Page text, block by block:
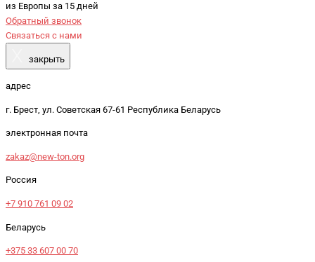
из Европы за 15 дней
Обратный звонок
Связаться с нами
закрыть
адрес
г. Брест, ул. Советская 67-61 Республика Беларусь
электронная почта
zakaz@new-ton.org
Россия
+7 910 761 09 02
Беларусь
+375 33 607 00 70